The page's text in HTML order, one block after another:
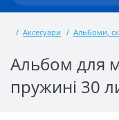
Аксесуари Альбоми,
Альбом для
пружині 30